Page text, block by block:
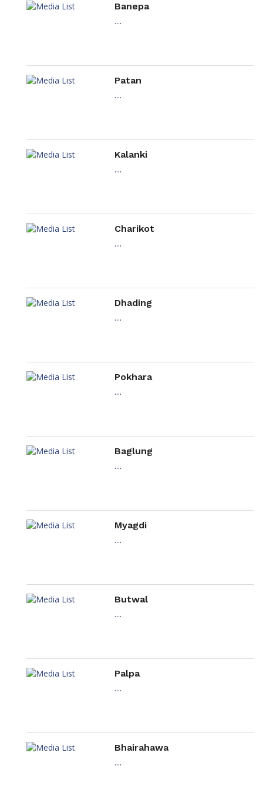
Banepa
....
Patan
....
Kalanki
....
Charikot
....
Dhading
....
Pokhara
....
Baglung
....
Myagdi
....
Butwal
....
Palpa
....
Bhairahawa
....